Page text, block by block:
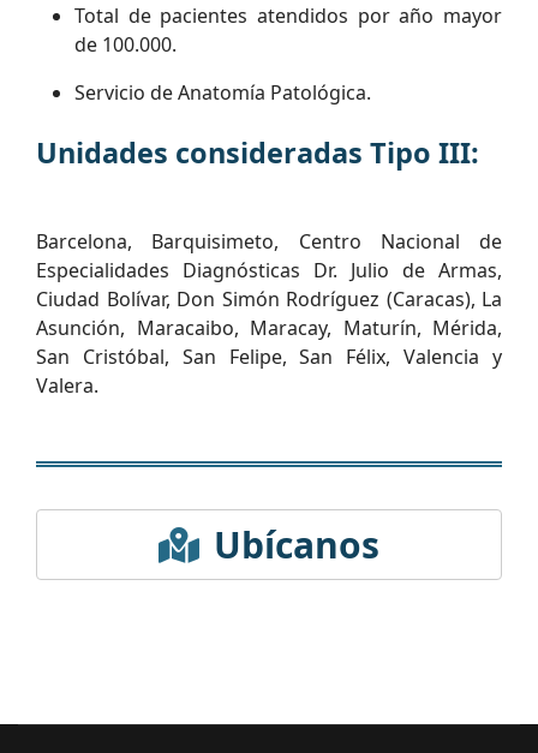
Total de pacientes atendidos por año mayor
de 100.000.
Servicio de Anatomía Patológica.
Unidades consideradas Tipo III:
Barcelona, Barquisimeto, Centro Nacional de
Especialidades Diagnósticas Dr. Julio de Armas,
Ciudad Bolívar, Don Simón Rodríguez (Caracas), La
Asunción, Maracaibo, Maracay, Maturín, Mérida,
San Cristóbal, San Felipe, San Félix, Valencia y
Valera.
Ubícanos